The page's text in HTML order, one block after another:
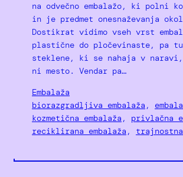
na odvečno embalažo, ki polni
in je predmet onesnaževanja
Dostikrat vidimo vseh vrst
plastične do pločevinaste, pa
steklene, ki se nahaja v
ni mesto. Vendar pa…
Embalaža
biorazgradljiva embalaža ,
kozmetična embalaža , privlačna
reciklirana embalaža , trajnostna